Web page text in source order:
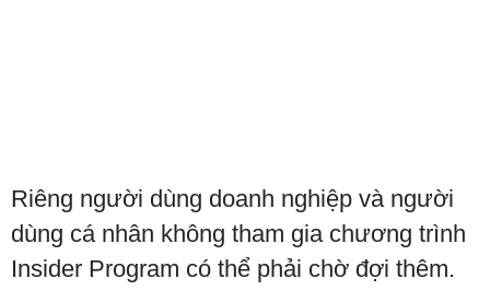
Riêng người dùng doanh nghiệp và người
dùng cá nhân không tham gia chương trình
Insider Program có thể phải chờ đợi thêm.